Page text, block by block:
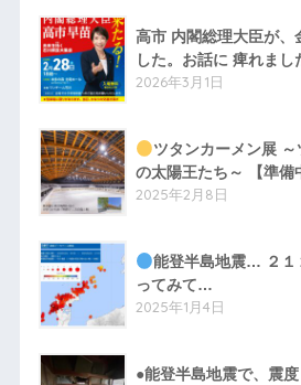
高市 内閣総理大臣が、
した。お話に 痺れまし
2026年3月1日
ツタンカーメン展
の太陽王たち～ 【準備
2025年2月8日
能登半島地震… ２１
ってみて…
2025年1月4日
●能登半島地震で、震